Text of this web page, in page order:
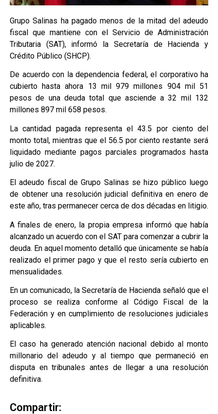
Grupo Salinas ha pagado menos de la mitad del adeudo
fiscal que mantiene con el Servicio de Administración
Tributaria (SAT), informó la Secretaría de Hacienda y
Crédito Público (SHCP).
De acuerdo con la dependencia federal, el corporativo ha
cubierto hasta ahora 13 mil 979 millones 904 mil 51
pesos de una deuda total que asciende a 32 mil 132
millones 897 mil 658 pesos.
La cantidad pagada representa el 43.5 por ciento del
monto total, mientras que el 56.5 por ciento restante será
liquidado mediante pagos parciales programados hasta
julio de 2027.
El adeudo fiscal de Grupo Salinas se hizo público luego
de obtener una resolución judicial definitiva en enero de
este año, tras permanecer cerca de dos décadas en litigio.
A finales de enero, la propia empresa informó que había
alcanzado un acuerdo con el SAT para comenzar a cubrir la
deuda. En aquel momento detalló que únicamente se había
realizado el primer pago y que el resto sería cubierto en
mensualidades.
En un comunicado, la Secretaría de Hacienda señaló que el
proceso se realiza conforme al Código Fiscal de la
Federación y en cumplimiento de resoluciones judiciales
aplicables.
El caso ha generado atención nacional debido al monto
millonario del adeudo y al tiempo que permaneció en
disputa en tribunales antes de llegar a una resolución
definitiva.
Compartir: